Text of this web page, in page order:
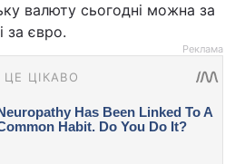
валюту сьогодні можна за
за євро.
Реклама